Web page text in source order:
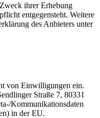
ihrer Erhebung
entgegensteht. Weitere
des Anbieters unter
von Einwilligungen ein.
Straße 7, 80331
Kommunikationsdaten
in der EU.